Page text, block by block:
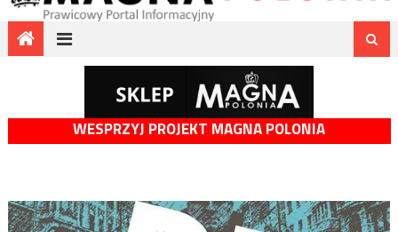
WESPRZYJ PROJEKT MAGNA POLONIA